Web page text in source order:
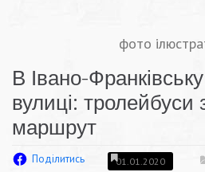
фото
В Івано-
вулиці: тролейбуси
маршрут
Поділитись 01.01.2020